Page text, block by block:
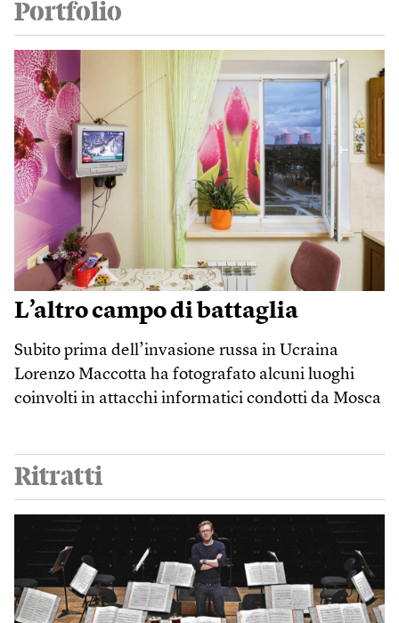
Portfolio
L’altro campo di battaglia
Subito prima dell’invasione russa in Ucraina
Lorenzo Maccotta ha fotografato alcuni luoghi
coinvolti in attacchi informatici condotti da Mosca
Ritratti